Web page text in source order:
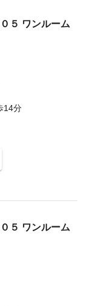
５ ワンルーム
14分
５ ワンルーム